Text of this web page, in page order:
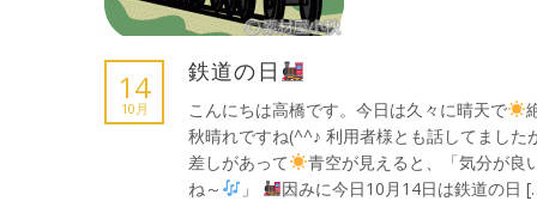
14
10月
鉄道の日
こんにちは高橋です。今日は久々に晴天で
秋晴れですね(^^♪ 利用者様とも話してました
差しがあって
青空が見えると、「気分が良
ね～
」 因みに今日10月14日は鉄道の日